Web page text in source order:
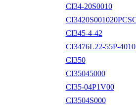
CI34-20S0010
CI345-4-42
CI3476L22-55P-4010
CI350
CI35045000
CI35-04P1V00
CI3504S000